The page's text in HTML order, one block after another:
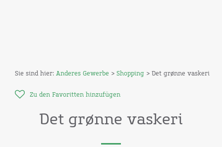
Sie sind hier: Anderes Gewerbe > Shopping > Det grønne vaskeri
Zu den Favoritten hinzufügen
Det grønne vaskeri